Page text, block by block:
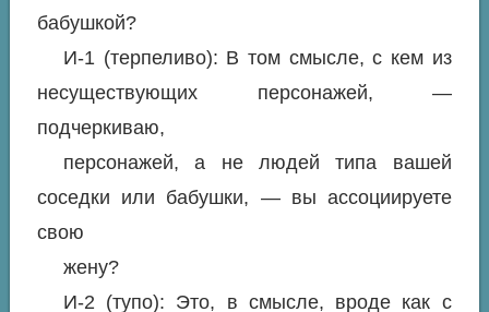
бабушкой?
И-1 (терпеливо): В том смысле, с кем из
несуществующих персонажей, —
подчеркиваю,
персонажей, а не людей типа вашей
соседки или бабушки, — вы ассоциируете
свою
жену?
И-2 (тупо): Это, в смысле, вроде как с